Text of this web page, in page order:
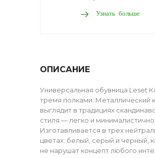
Узнать больше
ОПИСАНИЕ
Универсальная обувница Leset
тремя полками. Металлический
выглядит в традициях
стиля — легко и минималистично.
Изготавливается в трех
цветах: белый, серый и черный,
не нарушат концепт любого